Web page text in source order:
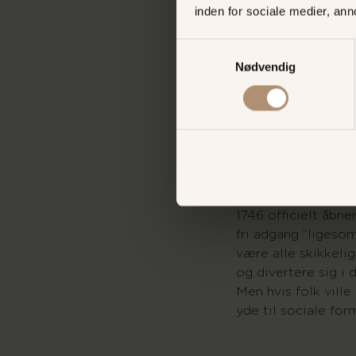
inden for sociale medier,
Nødvendig
gøglere og
1746 officielt
fri adgang
være alle
og divertere sig i
Men hvis folk ville
yde til sociale